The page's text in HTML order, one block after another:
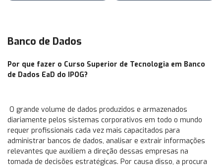
Banco de Dados
Por que fazer o Curso Superior de Tecnologia em Banco
de Dados EaD do IPOG?
O grande volume de dados produzidos e armazenados
diariamente pelos sistemas corporativos em todo o mundo
requer profissionais cada vez mais capacitados para
administrar bancos de dados, analisar e extrair informações
relevantes que auxiliem a direção dessas empresas na
tomada de decisões estratégicas. Por causa disso, a procura